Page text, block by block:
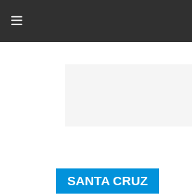
SANTA CRUZ